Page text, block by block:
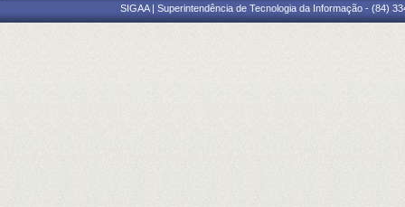
SIGAA | Superintendência de Tecnologia da Informação - (84)